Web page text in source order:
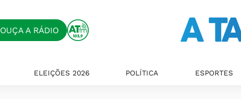
OUÇA A RÁDIO
ELEIÇÕES 2026 POLÍTICA ESPORTES